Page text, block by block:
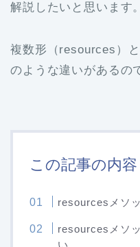
解説したいと思います。
複数形（resources）
のような違いがあるの
この記事の内容
resourcesメソ
resourcesメソ